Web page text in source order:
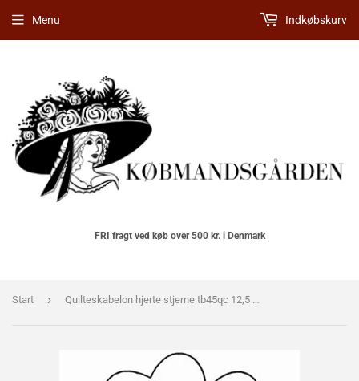
FRI fragt ved køb over 500 kr. i Denmark
Menu Indkøbskurv
Start › Quilteskabelon hjerte stjerne tb45qc 12,5 cm